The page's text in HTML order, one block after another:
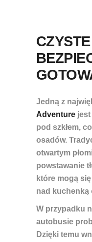
Jedną z
Adventure
pod szkłem,
osadów.
otwartym
powstawanie
które mogą
nad kuchenką
W przypadku
autobusie
Dzięki temu